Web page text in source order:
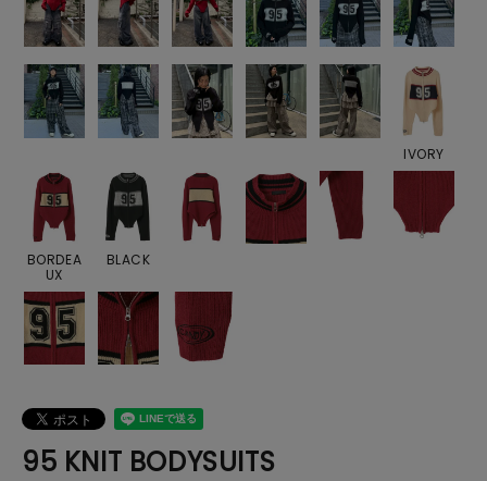
IVORY
BORDEA
UX
BLACK
95 KNIT BODYSUITS